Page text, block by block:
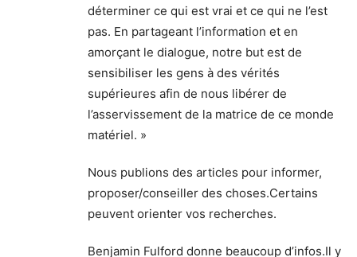
déterminer ce qui est vrai et ce qui ne l’est
pas. En partageant l’information et en
amorçant le dialogue, notre but est de
sensibiliser les gens à des vérités
supérieures afin de nous libérer de
l’asservissement de la matrice de ce monde
matériel. »
Nous publions des articles pour informer,
proposer/conseiller des choses.Certains
peuvent orienter vos recherches.
Benjamin Fulford donne beaucoup d’infos.Il y